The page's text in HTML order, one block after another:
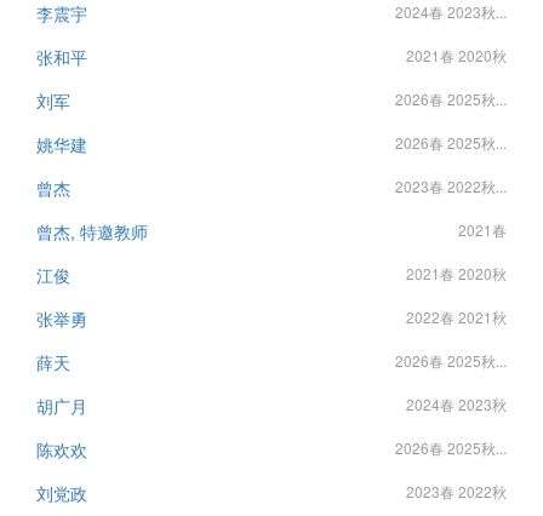
李震宇 2024春 2023秋...
张和平 2021春 2020秋
刘军 2026春 2025秋...
姚华建 2026春 2025秋...
曾杰 2023春 2022秋...
曾杰, 特邀教师 2021春
江俊 2021春 2020秋
张举勇 2022春 2021秋
薛天 2026春 2025秋...
胡广月 2024春 2023秋
陈欢欢 2026春 2025秋...
刘党政 2023春 2022秋